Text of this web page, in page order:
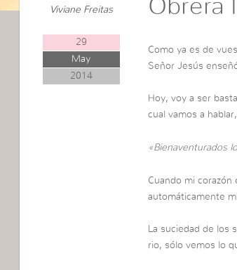
Viviane Freitas
29
May
2014
Obrera
Como ya es de
Señor Jesús
Hoy, voy a ser
cual vamos a
«Bienaventurados
Cuando mi
automáticamente
La suciedad de los
rio, sólo vemos lo